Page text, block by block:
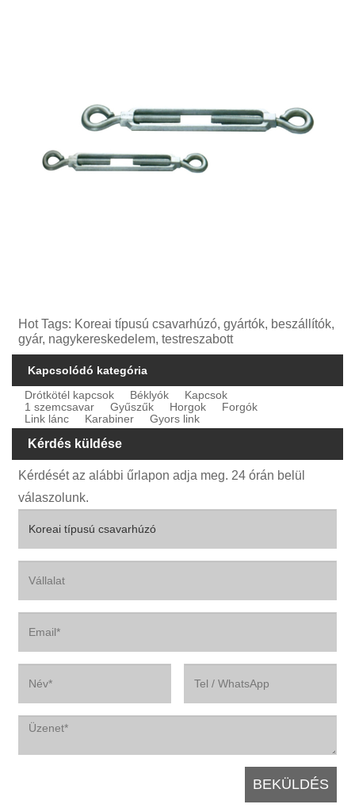
Hot Tags: Koreai típusú csavarhúzó, gyártók, beszállítók,
gyár, nagykereskedelem, testreszabott
Kapcsolódó kategória
Drótkötél kapcsok
Béklyók
Kapcsok
1 szemcsavar
Gyűszűk Horgok
Forgók
Link lánc
Karabiner Gyors link
Kérdés küldése
Kérdését az alábbi űrlapon adja meg. 24 órán belül
válaszolunk.